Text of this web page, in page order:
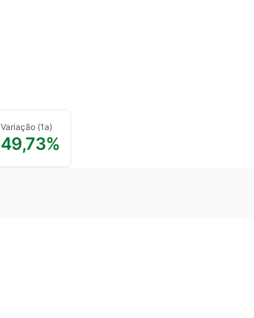
Variação (1a)
49,73%